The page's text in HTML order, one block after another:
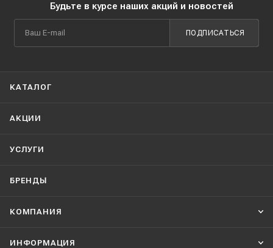
Будьте в курсе наших акций и новостей
ПОДПИСАТЬСЯ
КАТАЛОГ
АКЦИИ
УСЛУГИ
БРЕНДЫ
КОМПАНИЯ
ИНФОРМАЦИЯ